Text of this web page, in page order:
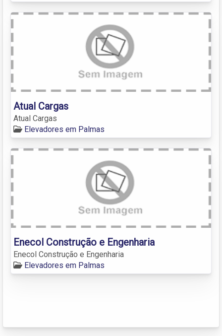
Atual Cargas
Atual Cargas
Elevadores em Palmas
Enecol Construção e Engenharia
Enecol Construção e Engenharia
Elevadores em Palmas